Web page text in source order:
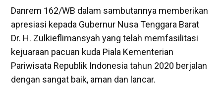
Danrem 162/WB dalam sambutannya memberikan
apresiasi kepada Gubernur Nusa Tenggara Barat
Dr. H. Zulkieflimansyah yang telah memfasilitasi
kejuaraan pacuan kuda Piala Kementerian
Pariwisata Republik Indonesia tahun 2020 berjalan
dengan sangat baik, aman dan lancar.